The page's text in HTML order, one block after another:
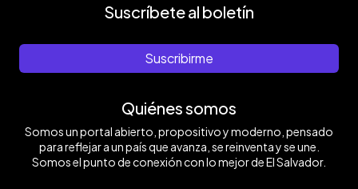
Suscríbete al boletín
Suscribirme
Quiénes somos
Somos un portal abierto, propositivo y moderno, pensado
para reflejar a un país que avanza, se reinventa y se une.
Somos el punto de conexión con lo mejor de El Salvador.